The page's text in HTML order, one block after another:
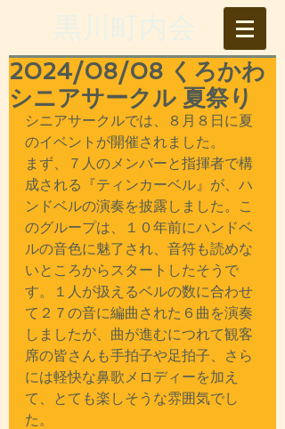
2024/08/08 くろかわ
シニアサークル 夏祭り
シニアサークルでは、８ 月８日に夏
のイベントが開催されました。
まず、７人のメンバーと指揮者で構
成される『ティンカーベル』が、ハ
ンドベルの演奏を披露しました。こ
のグループは、１０ 年前にハンドベ
ルの音色に魅了され、音符も読めな
いところからスタートしたそうで
す。１人が扱えるベルの数に合わせ
て２７の音に編曲された６曲を演奏
しましたが、曲が進むにつれて観客
席の皆さんも手拍子や足拍子、さら
には軽快な鼻歌メロディーを加え
て、とても楽しそうな雰囲気でし
た。